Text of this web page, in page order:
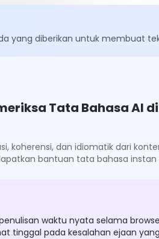
yang diberikan untuk membuat
Tata Bahasa AI di
koherensi, dan idiomatik dari
bantuan tata bahasa instan
waktu nyata selama
tinggal pada kesalahan ejaan